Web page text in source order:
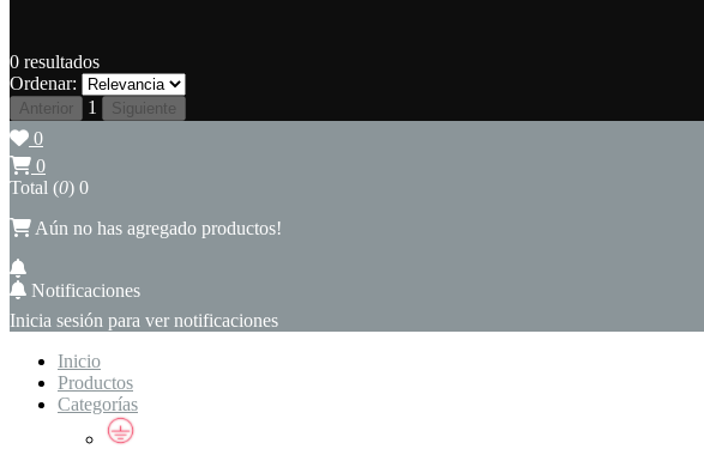
0 resultados
Ordenar:
Anterior 1 Siguiente
0
0
Total (0) 0
Aún no has agregado productos!
Notificaciones
Inicia sesión para ver notificaciones
Inicio
Productos
Categorías